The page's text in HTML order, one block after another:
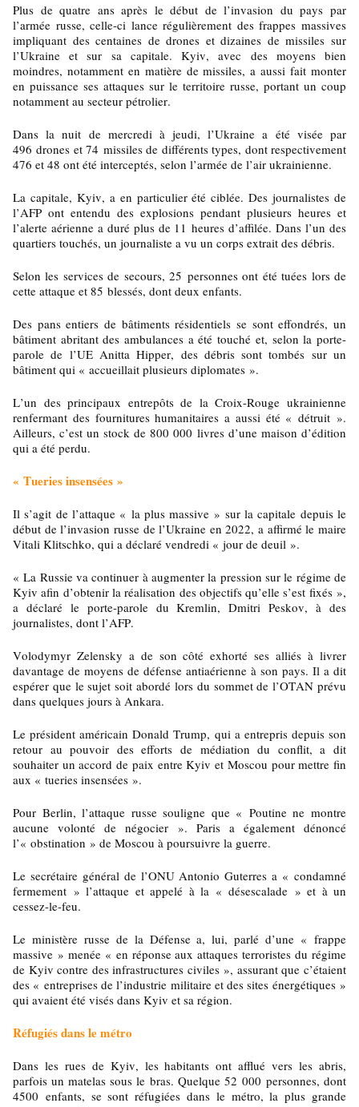
Plus de quatre ans après le début de l’invasion du pays par
l’armée russe, celle-ci lance régulièrement des frappes massives
impliquant des centaines de drones et dizaines de missiles sur
l’Ukraine et sur sa capitale. Kyiv, avec des moyens bien
moindres, notamment en matière de missiles, a aussi fait monter
en puissance ses attaques sur le territoire russe, portant un coup
notamment au secteur pétrolier.
Dans la nuit de mercredi à jeudi, l’Ukraine a été visée par
496 drones et 74 missiles de différents types, dont respectivement
476 et 48 ont été interceptés, selon l’armée de l’air ukrainienne.
La capitale, Kyiv, a en particulier été ciblée. Des journalistes de
l’AFP ont entendu des explosions pendant plusieurs heures et
l’alerte aérienne a duré plus de 11 heures d’affilée. Dans l’un des
quartiers touchés, un journaliste a vu un corps extrait des débris.
Selon les services de secours, 25 personnes ont été tuées lors de
cette attaque et 85 blessés, dont deux enfants.
Des pans entiers de bâtiments résidentiels se sont effondrés, un
bâtiment abritant des ambulances a été touché et, selon la porte-
parole de l’UE Anitta Hipper, des débris sont tombés sur un
bâtiment qui « accueillait plusieurs diplomates ».
L’un des principaux entrepôts de la Croix-Rouge ukrainienne
renfermant des fournitures humanitaires a aussi été « détruit ».
Ailleurs, c’est un stock de 800 000 livres d’une maison d’édition
qui a été perdu.
« Tueries insensées »
Il s’agit de l’attaque « la plus massive » sur la capitale depuis le
début de l’invasion russe de l’Ukraine en 2022, a affirmé le maire
Vitali Klitschko, qui a déclaré vendredi « jour de deuil ».
« La Russie va continuer à augmenter la pression sur le régime de
Kyiv afin d’obtenir la réalisation des objectifs qu’elle s’est fixés »,
a déclaré le porte-parole du Kremlin, Dmitri Peskov, à des
journalistes, dont l’AFP.
Volodymyr Zelensky a de son côté exhorté ses alliés à livrer
davantage de moyens de défense antiaérienne à son pays. Il a dit
espérer que le sujet soit abordé lors du sommet de l’OTAN prévu
dans quelques jours à Ankara.
Le président américain Donald Trump, qui a entrepris depuis son
retour au pouvoir des efforts de médiation du conflit, a dit
souhaiter un accord de paix entre Kyiv et Moscou pour mettre fin
aux « tueries insensées ».
Pour Berlin, l’attaque russe souligne que « Poutine ne montre
aucune volonté de négocier ». Paris a également dénoncé
l’« obstination » de Moscou à poursuivre la guerre.
Le secrétaire général de l’ONU Antonio Guterres a « condamné
fermement » l’attaque et appelé à la « désescalade » et à un
cessez-le-feu.
Le ministère russe de la Défense a, lui, parlé d’une « frappe
massive » menée « en réponse aux attaques terroristes du régime
de Kyiv contre des infrastructures civiles », assurant que c’étaient
des « entreprises de l’industrie militaire et des sites énergétiques »
qui avaient été visés dans Kyiv et sa région.
Réfugiés dans le métro
Dans les rues de Kyiv, les habitants ont afflué vers les abris,
parfois un matelas sous le bras. Quelque 52 000 personnes, dont
4500 enfants, se sont réfugiées dans le métro, la plus grande